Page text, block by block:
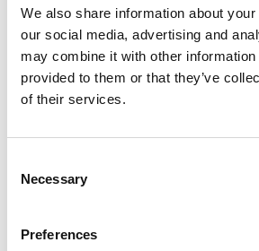
We also share information about
our social media, advertising and
may combine it with other information
provided to them or that they’ve
of their services.
Selection
Necessary
Preferences
18